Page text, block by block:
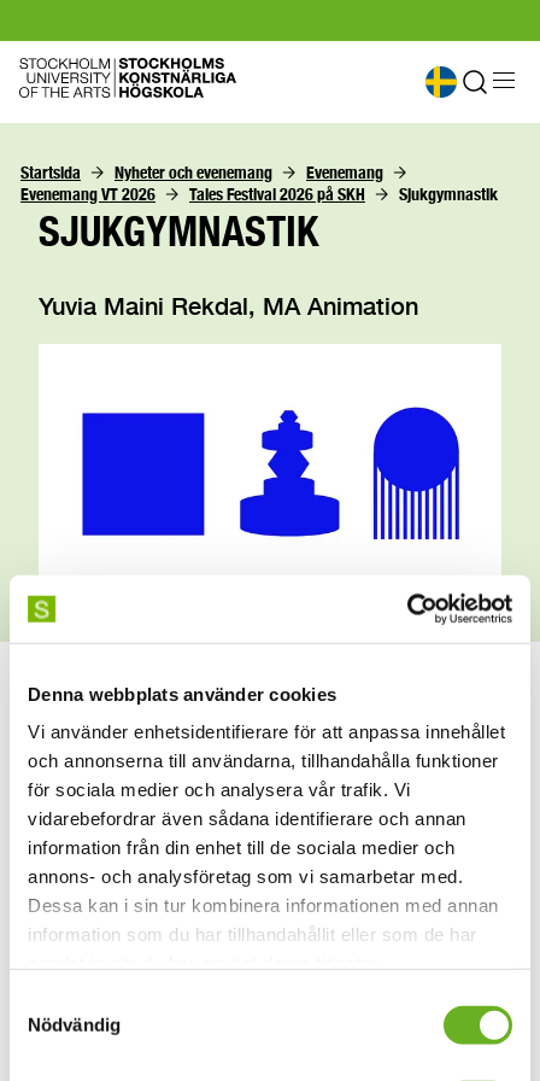
Denna webbplats använder cookies
Vi använder enhetsidentifierare för att anpassa innehållet
och annonserna till användarna, tillhandahålla funktioner
för sociala medier och analysera vår trafik. Vi
vidarebefordrar även sådana identifierare och annan
information från din enhet till de sociala medier och
annons- och analysföretag som vi samarbetar med.
Dessa kan i sin tur kombinera informationen med annan
information som du har tillhandahållit eller som de har
Nödvändig
Startsida Nyheter och evenemang
Evenemang
Evenemang VT 2026
Tales Festival 2026 på SKH Sjukgymnastik
SJUKGYMNASTIK
Yuvia Maini Rekdal, MA Animation
När skärmtiden tagit över och ögonen blivit till kvadrater,
vilka alternativa vägar finns för animerat berättande? Ett
undersökande av rörelsefrihet i en rektangulär värld.
Anmäl dig till våra
nyhetsbrev
Din mejladress